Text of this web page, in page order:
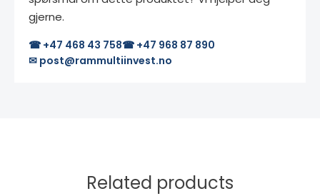
gjerne.
☎ +47 468 43 758☎ +47 968 87 890
✉ post@rammultiinvest.no
Related products